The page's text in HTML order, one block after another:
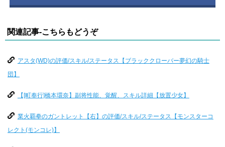
関連記事-こちらもどうぞ
アスタ(WD)の評価/スキル/ステータス【ブラッククローバー夢幻の騎士
団】
【[町奉行]橋本環奈】副将性能、覚醒、スキル詳細【放置少女】
業火覇拳のガントレット【右】の評価/スキル/ステータス【モンスターコ
レクト(モンコレ)】